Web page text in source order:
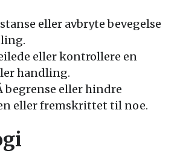
eller avbryte bevegelse
eller kontrollere en
handling.
begrense eller hindre
eller fremskrittet til noe.